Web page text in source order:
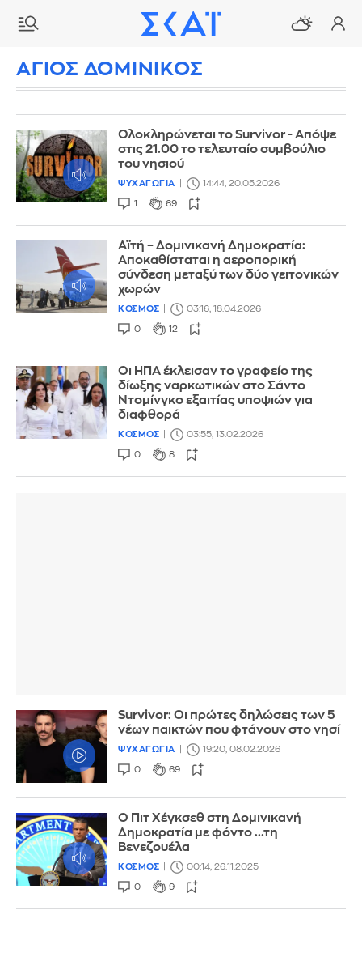
ΑΓΙΟΣ ΔΟΜΙΝΙΚΟΣ
Ολοκληρώνεται το Survivor - Απόψε
στις 21.00 το τελευταίο συμβούλιο
του νησιού
ΨΥΧΑΓΩΓΙΑ 14:44, 20.05.2026
1 69
Αϊτή – Δομινικανή Δημοκρατία:
Αποκαθίσταται η αεροπορική
σύνδεση μεταξύ των δύο γειτονικών
χωρών
ΚΟΣΜΟΣ 03:16, 18.04.2026
0 12
Οι ΗΠΑ έκλεισαν το γραφείο της
δίωξης ναρκωτικών στο Σάντο
Ντομίνγκο εξαιτίας υποψιών για
διαφθορά
ΚΟΣΜΟΣ 03:55, 13.02.2026
0 8
Survivor: Oι πρώτες δηλώσεις των 5
νέων παικτών που φτάνουν στο νησί
ΨΥΧΑΓΩΓΙΑ 19:20, 08.02.2026
0 69
Ο Πιτ Χέγκσεθ στη Δομινικανή
Δημοκρατία με φόντο ...τη
Βενεζουέλα
ΚΟΣΜΟΣ 00:14, 26.11.2025
0 9